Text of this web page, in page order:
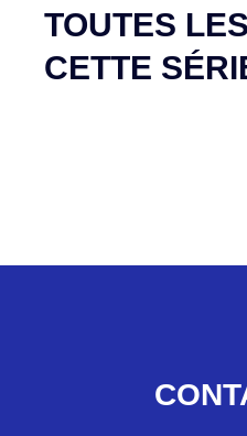
TOUTES
CETTE